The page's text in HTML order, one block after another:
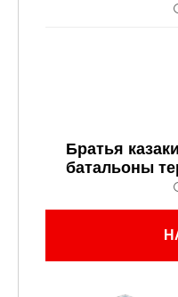
Братья
батальоны